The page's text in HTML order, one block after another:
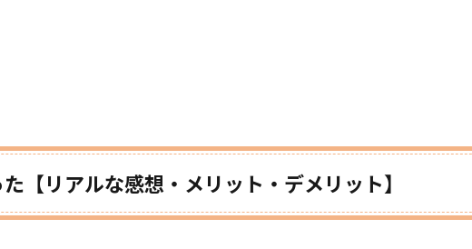
【リアルな感想・メリット・デメリット】